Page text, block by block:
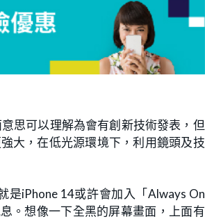
思可以理解為會有創新技術發表，但
大，在低光源環境下，利用鏡頭及技
是iPhone 14或許會加入「Always On
。想像一下全黑的屏幕畫面，上面有